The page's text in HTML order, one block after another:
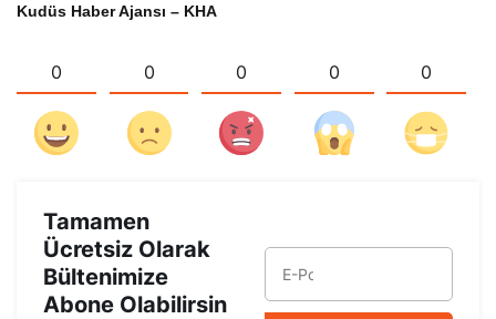
Kudüs Haber Ajansı – KHA
0 0 0 0 0
Tamamen
Ücretsiz Olarak
Bültenimize
Abone Olabilirsin